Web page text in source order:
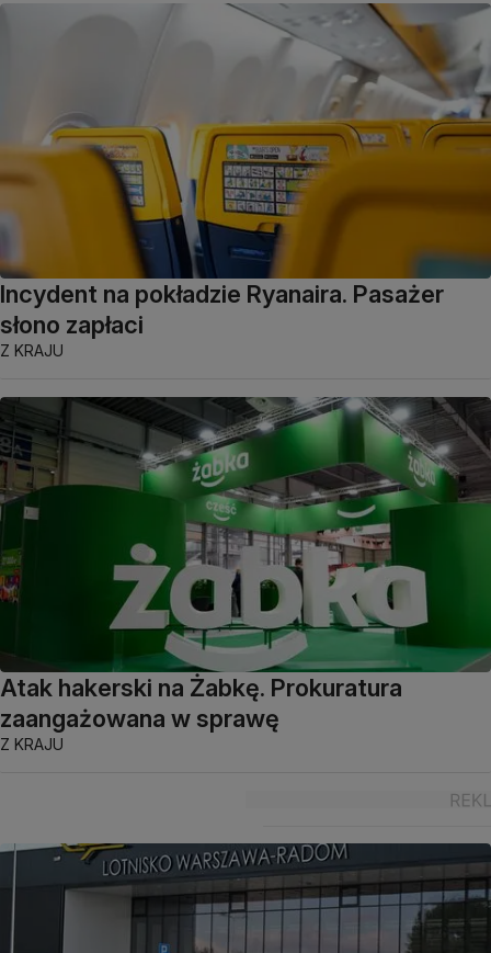
Incydent na pokładzie Ryanaira. Pasażer
słono zapłaci
Z KRAJU
Atak hakerski na Żabkę. Prokuratura
zaangażowana w sprawę
Z KRAJU